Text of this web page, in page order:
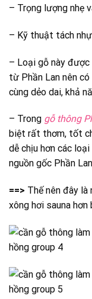
– Trọng lượng nhẹ
– Kỹ thuật tách
– Loại gỗ này
từ Phần Lan nên
cùng dẻo dai, khả
– Trong gỗ thông
biệt rất thơm, tốt
dễ chịu hơn các
nguồn gốc Phần
==> Thế nên đây là
xông hơi sauna